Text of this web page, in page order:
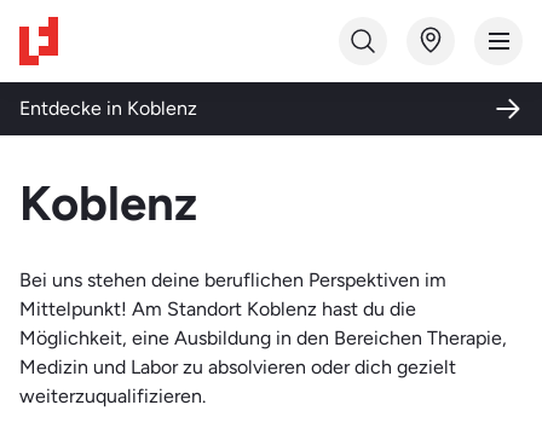
Entdecke in Koblenz
Koblenz
Bei uns stehen deine beruflichen Perspektiven im
Mittelpunkt! Am Standort Koblenz hast du die
Möglichkeit, eine Ausbildung in den Bereichen Therapie,
Medizin und Labor zu absolvieren oder dich gezielt
weiterzuqualifizieren.
Studiengang finden
Ausbildung
Qualifizierung
Studium
Weiterbildung
Gesundheit und Soziales
Medizin und Labor
Pflege und Pädagogik